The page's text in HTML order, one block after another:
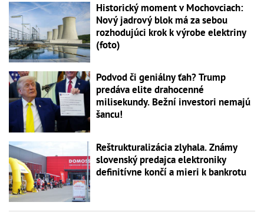
Historický moment v Mochovciach:
Nový jadrový blok má za sebou
rozhodujúci krok k výrobe elektriny
(foto)
Podvod či geniálny ťah? Trump
predáva elite drahocenné
milisekundy. Bežní investori nemajú
šancu!
Reštrukturalizácia zlyhala. Známy
slovenský predajca elektroniky
definitívne končí a mieri k bankrotu